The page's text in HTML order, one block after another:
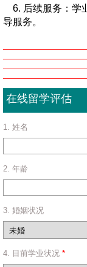
6. 后续服务：学
导服务。
在线留学
1. 姓名
2. 年龄
3. 婚姻状况
4. 目前学业状况 *